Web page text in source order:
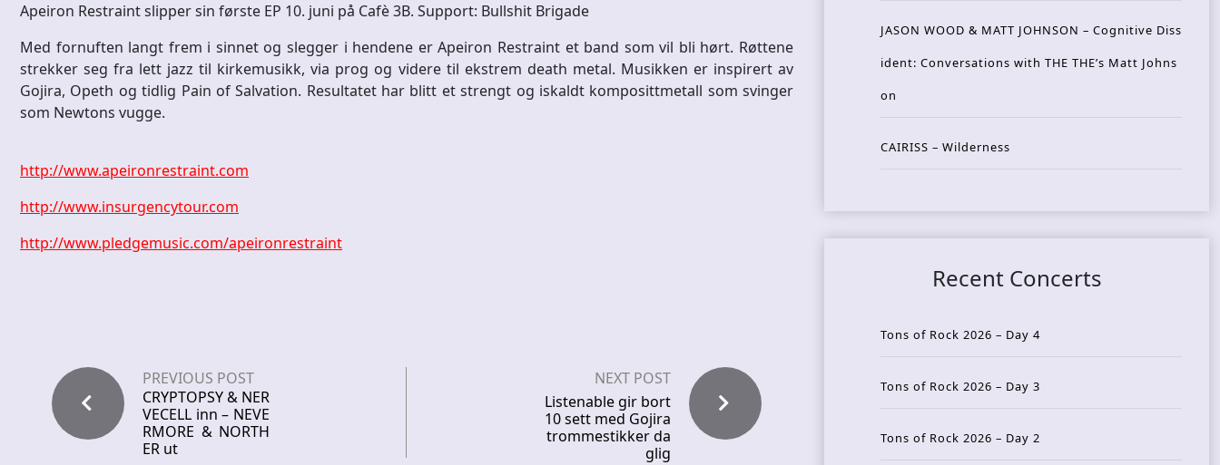
Apeiron Restraint slipper sin første EP 10. juni på Cafè 3B. Support: Bullshit Brigade
Med fornuften langt frem i sinnet og slegger i hendene er Apeiron Restraint et band som vil bli hørt. Røttene
strekker seg fra lett jazz til kirkemusikk, via prog og videre til ekstrem death metal. Musikken er inspirert av
Gojira, Opeth og tidlig Pain of Salvation. Resultatet har blitt et strengt og iskaldt komposittmetall som svinger
som Newtons vugge.
http://www.apeironrestraint.com
http://www.insurgencytour.com
http://www.pledgemusic.com/apeironrestraint
PREVIOUS POST
CRYPTOPSY & NER
VECELL inn – NEVE
RMORE & NORTH
ER ut
NEXT POST
Listenable gir bort
10 sett med Gojira
trommestikker da
glig
JASON WOOD & MATT JOHNSON – Cognitive Diss
ident: Conversations with THE THE’s Matt Johns
on
CAIRISS – Wilderness
Recent Concerts
Tons of Rock 2026 – Day 4
Tons of Rock 2026 – Day 3
Tons of Rock 2026 – Day 2